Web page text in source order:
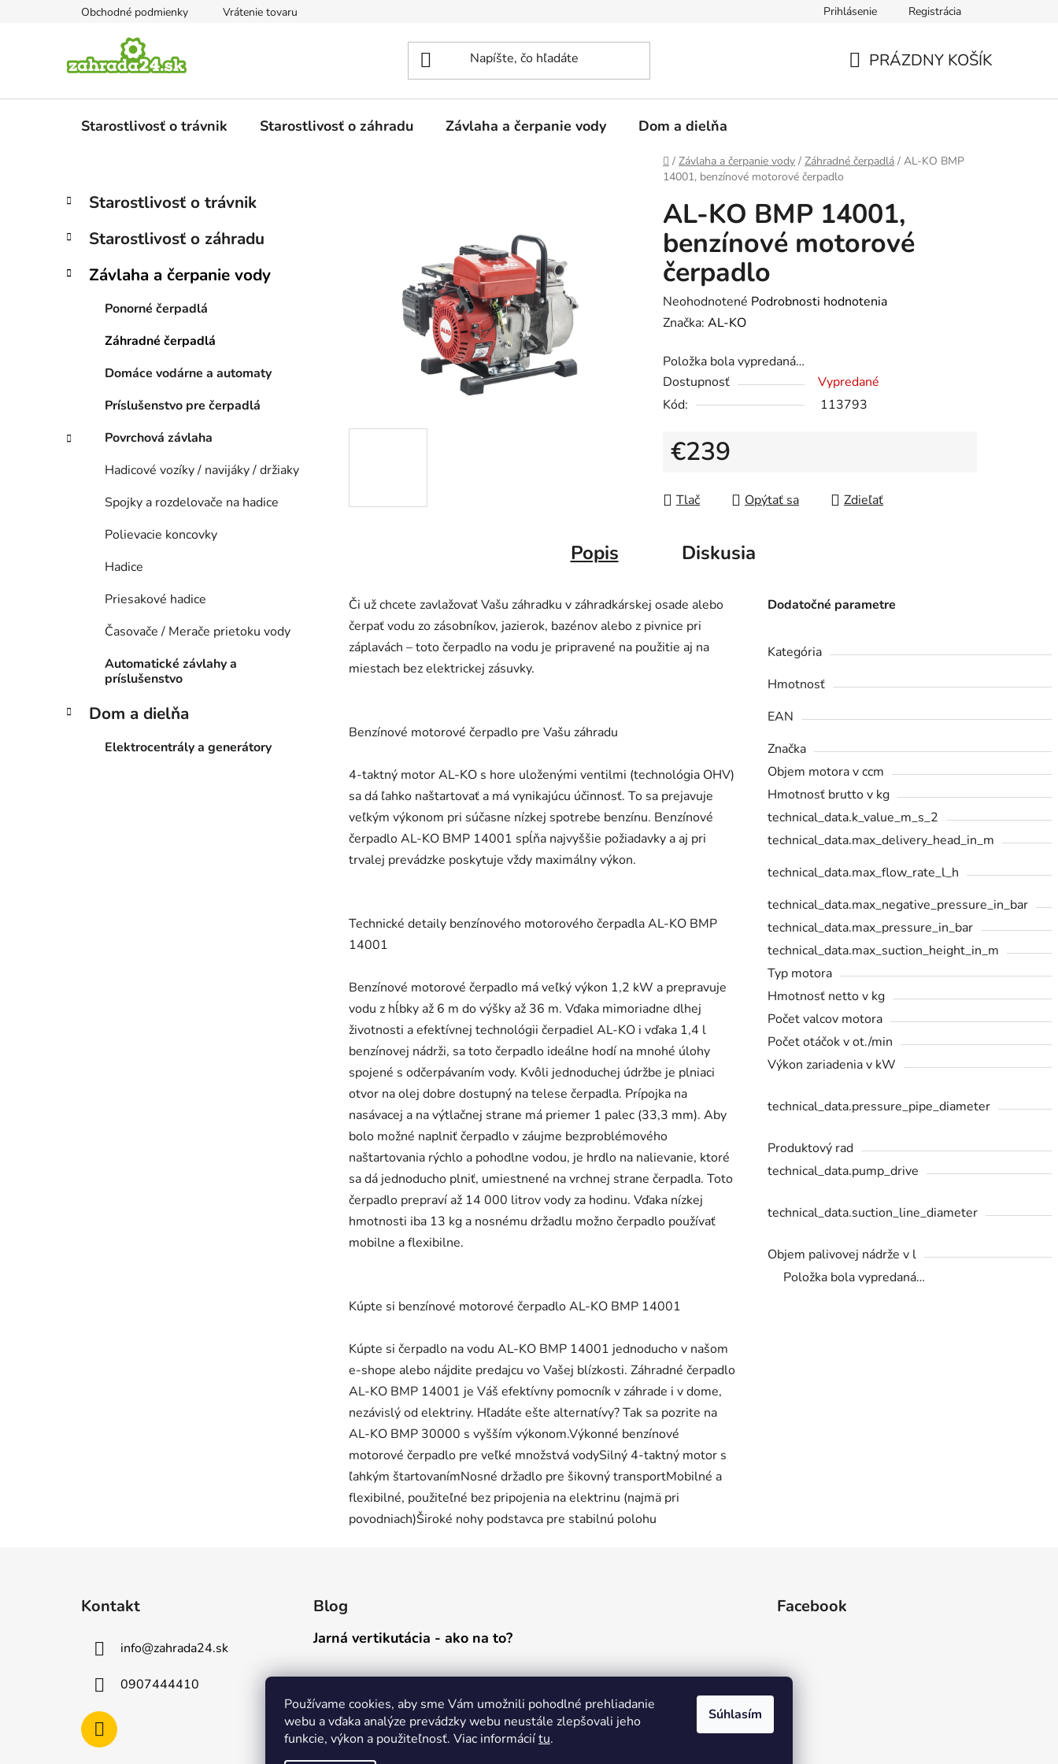
Používame cookies, aby sme Vám umožnili pohodlné prehliadanie
webu a vďaka analýze prevádzky webu neustále zlepšovali jeho
funkcie, výkon a použiteľnosť. Viac informáciítu.
Súhlasím
Obchodné podmienky Vrátenie tovaru Prihlásenie Registrácia
PRÁZDNY KOŠÍK
Starostlivosť o trávnik Starostlivosť o záhradu Závlaha a čerpanie vody Dom a dielňa
Domov
/ Závlaha a čerpanie vody / Záhradné čerpadlá / AL-KO BMP
14001, benzínové motorové čerpadlo
B
č
ý
Preskočiť
kategórie
K
a
e
ó
Starostlivosť o trávnik
Starostlivosť o záhradu
Závlaha a čerpanie vody
Ponorné čerpadlá
Záhradné čerpadlá
Domáce vodárne a automaty
Príslušenstvo pre čerpadlá
Povrchová závlaha
Hadicové vozíky / navijáky / držiaky
Spojky a rozdelovače na hadice
Polievacie koncovky
Hadice
Priesakové hadice
Časovače / Merače prietoku vody
Automatické závlahy a
príslušenstvo
Dom a dielňa
Elektrocentrály a generátory
AL-KO BMP 14001,
benzínové motorové
čerpadlo
Priemerné
hodnotenie
je
0,0
z
hviezdičiek.
Neohodnotené Podrobnosti hodnotenia
Značka: AL-KO
Položka bola vypredaná…
Dostupnosť
Vypredané
Kód:
113793
€239
Tlač
Opýtať sa Zdieľať
Popis Diskusia
Či už chcete zavlažovať Vašu záhradku v záhradkárskej osade alebo
čerpať vodu zo zásobníkov, jazierok, bazénov alebo z pivnice pri
záplavách – toto čerpadlo na vodu je pripravené na použitie aj na
miestach bez elektrickej zásuvky.
Benzínové motorové čerpadlo pre Vašu záhradu
4-taktný motor AL-KO s hore uloženými ventilmi (technológia OHV)
sa dá ľahko naštartovať a má vynikajúcu účinnosť. To sa prejavuje
veľkým výkonom pri súčasne nízkej spotrebe benzínu. Benzínové
čerpadlo AL-KO BMP 14001 spĺňa najvyššie požiadavky a aj pri
trvalej prevádzke poskytuje vždy maximálny výkon.
Technické detaily benzínového motorového čerpadla AL-KO BMP
14001
Benzínové motorové čerpadlo má veľký výkon 1,2 kW a prepravuje
vodu z hĺbky až 6 m do výšky až 36 m. Vďaka mimoriadne dlhej
životnosti a efektívnej technológii čerpadiel AL-KO i vďaka 1,4 l
benzínovej nádrži, sa toto čerpadlo ideálne hodí na mnohé úlohy
spojené s odčerpávaním vody. Kvôli jednoduchej údržbe je plniaci
otvor na olej dobre dostupný na telese čerpadla. Prípojka na
nasávacej a na výtlačnej strane má priemer 1 palec (33,3 mm). Aby
bolo možné naplniť čerpadlo v záujme bezproblémového
naštartovania rýchlo a pohodlne vodou, je hrdlo na nalievanie, ktoré
sa dá jednoducho plniť, umiestnené na vrchnej strane čerpadla. Toto
čerpadlo prepraví až 14 000 litrov vody za hodinu. Vďaka nízkej
hmotnosti iba 13 kg a nosnému držadlu možno čerpadlo používať
mobilne a flexibilne.
Kúpte si benzínové motorové čerpadlo AL-KO BMP 14001
Kúpte si čerpadlo na vodu AL-KO BMP 14001 jednoducho v našom
e-shope alebo nájdite predajcu vo Vašej blízkosti. Záhradné čerpadlo
AL-KO BMP 14001 je Váš efektívny pomocník v záhrade i v dome,
nezávislý od elektriny. Hľadáte ešte alternatívy? Tak sa pozrite na
AL-KO BMP 30000 s vyšším výkonom.Výkonné benzínové
motorové čerpadlo pre veľké množstvá vodySilný 4-taktný motor s
ľahkým štartovanímNosné držadlo pre šikovný transportMobilné a
flexibilné, použiteľné bez pripojenia na elektrinu (najmä pri
povodniach)Široké nohy podstavca pre stabilnú polohu
Dodatočné parametre
Kategória
Hmotnosť
EAN
Značka
Objem motora v ccm
Hmotnosť brutto v kg
technical_data.k_value_m_s_2
technical_data.max_delivery_head_in_m
technical_data.max_flow_rate_l_h
technical_data.max_negative_pressure_in_bar
technical_data.max_pressure_in_bar
technical_data.max_suction_height_in_m
Typ motora
Hmotnosť netto v kg
Počet valcov motora
Počet otáčok v ot./min
Výkon zariadenia v kW
technical_data.pressure_pipe_diameter
Produktový rad
technical_data.pump_drive
technical_data.suction_line_diameter
Objem palivovej nádrže v l
Položka bola vypredaná…
Kontakt
info@zahrada24.sk
0907444410
Blog
Jarná vertikutácia - ako na to?
Facebook